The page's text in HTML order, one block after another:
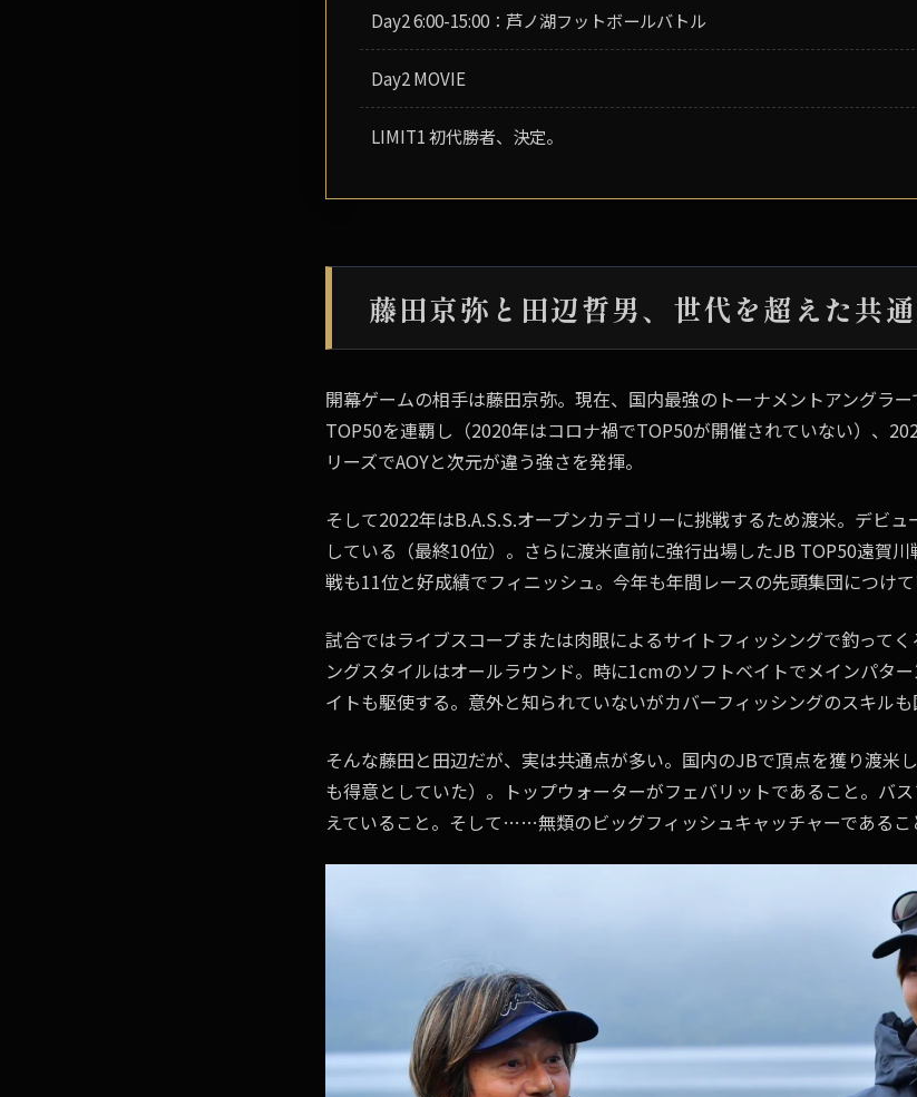
Day2 6:00-15:00：芦ノ湖フットボールバトル
Day2 MOVIE
LIMIT1 初代勝者、決定。
藤田京弥と田辺哲男、世代を超えた共
開幕ゲームの相手は藤田京弥。現在、国内最強のトーナメントアングラ
TOP50を連覇し（2020年はコロナ禍でTOP50が開催されていない）、
リーズでAOYと次元が違う強さを発揮。
そして2022年はB.A.S.S.オープンカテゴリーに挑戦するため渡米。デビ
している（最終10位）。さらに渡米直前に強行出場したJB TOP50遠賀
戦も11位と好成績でフィニッシュ。今年も年間レースの先頭集団につけて
試合ではライブスコープまたは肉眼によるサイトフィッシングで釣って
ングスタイルはオールラウンド。時に1cmのソフトベイトでメインパタ
イトも駆使する。意外と知られていないがカバーフィッシングのスキルも
そんな藤田と田辺だが、実は共通点が多い。国内のJBで頂点を獲り渡米
も得意としていた）。トップウォーターがフェバリットであること。バ
えていること。そして……無類のビッグフィッシュキャッチャーであるこ